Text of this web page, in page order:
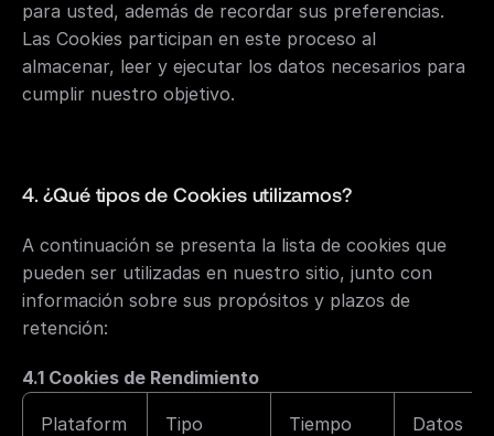
para usted, además de recordar sus preferencias.
Las Cookies participan en este proceso al
almacenar, leer y ejecutar los datos necesarios para
cumplir nuestro objetivo.
4. ¿Qué tipos de Cookies utilizamos?
A continuación se presenta la lista de cookies que
pueden ser utilizadas en nuestro sitio, junto con
información sobre sus propósitos y plazos de
retención:
4.1 Cookies de Rendimiento
Plataform
Tipo Tiempo
Datos